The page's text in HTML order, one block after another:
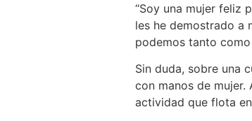
“Soy una mujer feliz
les he demostrado a
podemos tanto
Sin duda, sobre una
con manos de
actividad que flota